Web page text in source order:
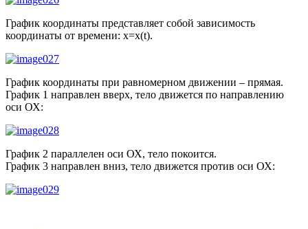
График координаты представляет собой зависимость
координаты от времени: x=x(t).
График координаты при равномерном движении – прямая.
График 1 направлен вверх, тело движется по направлению
оси ОХ:
График 2 параллелен оси ОХ, тело покоится.
График 3 направлен вниз, тело движется против оси ОХ: